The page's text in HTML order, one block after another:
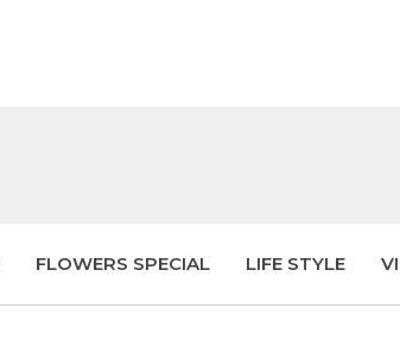
FLOWERS SPECIAL LIFE STYLE